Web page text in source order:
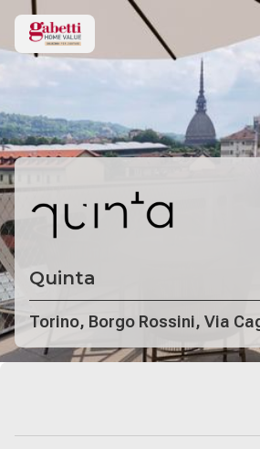
Torna ai progetti
Quinta
Torino, Borgo Rossini, Via